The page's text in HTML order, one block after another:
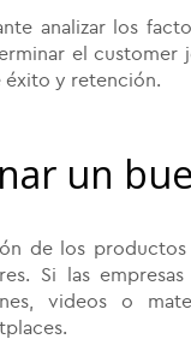
analizar los
el
éxito y retención.
un
de los
Si las
videos o